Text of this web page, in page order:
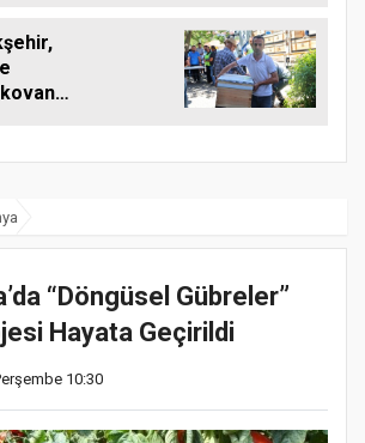
“Döngüsel Gübreler”
Hayata Geçirildi
10:30